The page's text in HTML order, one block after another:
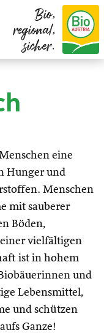
Bio,
regional,
sicher.
eine
Hunger und
Menschen
mit sauberer
Böden,
vielfältigen
ist in hohem
und
Lebensmittel,
und schützen
Ganze!